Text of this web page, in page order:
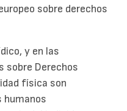
sobre derechos
y en las
sobre Derechos
física son
humanos